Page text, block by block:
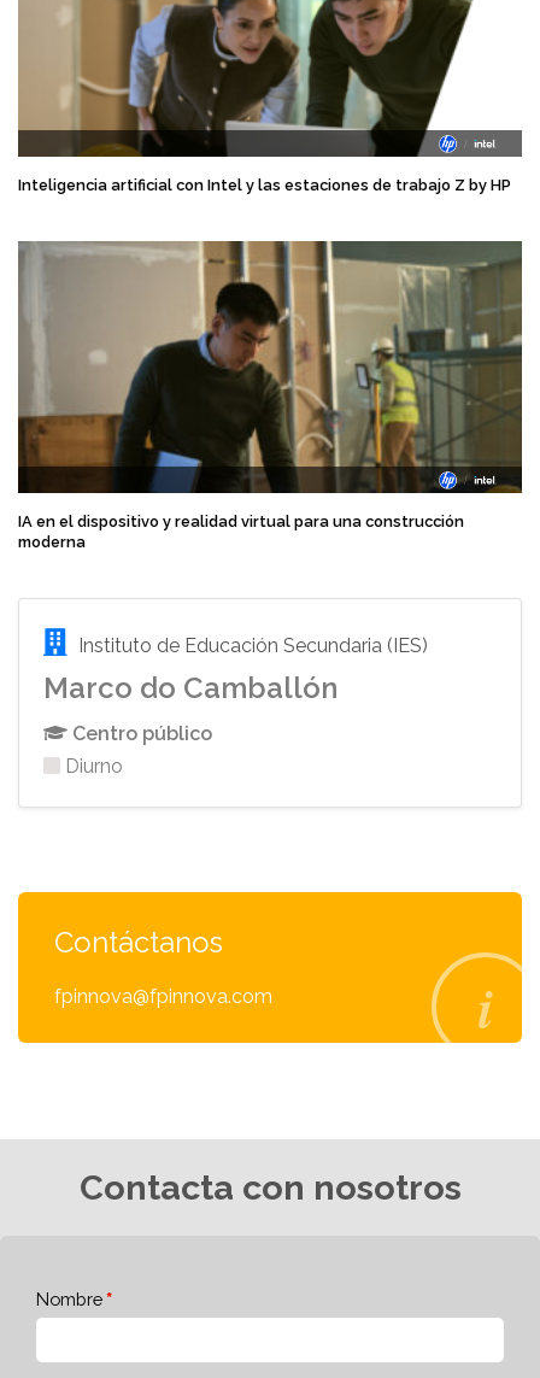
Inteligencia artificial con Intel y las estaciones de trabajo Z by HP
IA en el dispositivo y realidad virtual para una construcción
moderna
Instituto de Educación Secundaria (IES)
Marco do Camballón
Centro público
Diurno
Contáctanos
fpinnova@fpinnova.com
Contacta con nosotros
Nombre